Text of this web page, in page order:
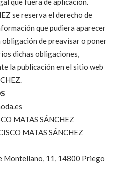
se reserva el derecho de
que pudiera aparecer
de preavisar o poner
dichas obligaciones,
la publicación en el sitio web
MATAS SÁNCHEZ
MATAS SÁNCHEZ
Montellano, 11, 14800 Priego